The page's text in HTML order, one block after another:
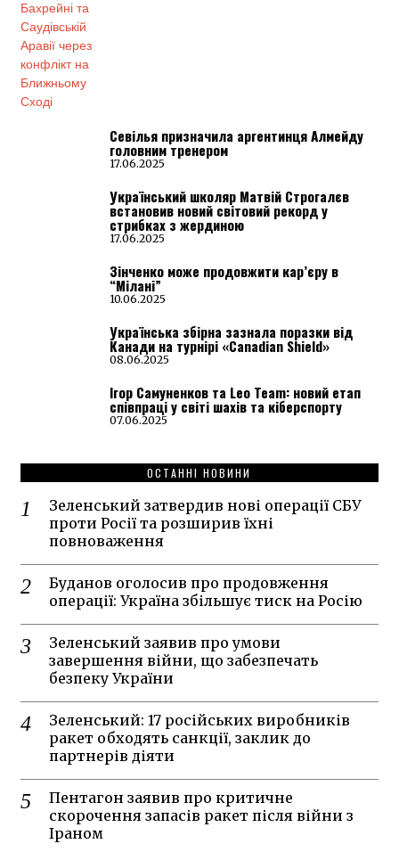
Севілья призначила аргентинця Алмейду
головним тренером
17.06.2025
Український школяр Матвій Строгалєв
встановив новий світовий рекорд у
стрибках з жердиною
17.06.2025
Зінченко може продовжити кар’єру в
“Мілані”
10.06.2025
Українська збірна зазнала поразки від
Канади на турнірі «Canadian Shield»
08.06.2025
Ігор Самуненков та Leo Team: новий етап
співпраці у світі шахів та кіберспорту
07.06.2025
ОСТАННІ НОВИНИ
Зеленський затвердив нові операції СБУ
проти Росії та розширив їхні
повноваження
Буданов оголосив про продовження
операції: Україна збільшує тиск на Росію
Зеленський заявив про умови
завершення війни, що забезпечать
безпеку України
Зеленський: 17 російських виробників
ракет обходять санкції, заклик до
партнерів діяти
Пентагон заявив про критичне
скорочення запасів ракет після війни з
Іраном